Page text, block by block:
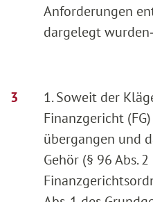
Anforderungen
dargelegt
1. Soweit der
Finanzgericht
übergangen und
Gehör (§ 96 Abs.